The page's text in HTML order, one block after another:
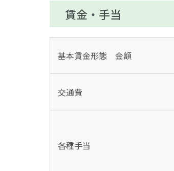
賃金・手当
基本賃金形態 金額
交通費
各種手当